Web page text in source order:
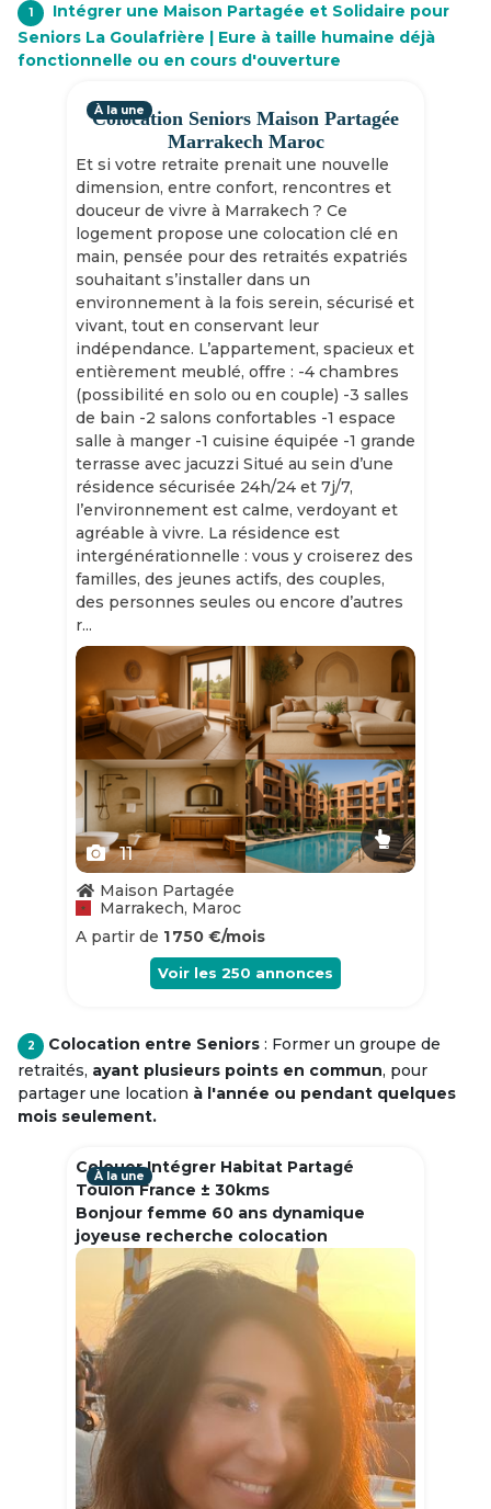
1
Intégrer une Maison Partagée et Solidaire pour
Seniors La Goulafrière | Eure à taille humaine déjà
fonctionnelle ou en cours d'ouverture
Colocation Seniors Maison Partagée
Marrakech Maroc
Et si votre retraite prenait une nouvelle
dimension, entre confort, rencontres et
douceur de vivre à Marrakech ? Ce
logement propose une colocation clé en
main, pensée pour des retraités expatriés
souhaitant s’installer dans un
environnement à la fois serein, sécurisé et
vivant, tout en conservant leur
indépendance. L’appartement, spacieux et
entièrement meublé, offre : -4 chambres
(possibilité en solo ou en couple) -3 salles
de bain -2 salons confortables -1 espace
salle à manger -1 cuisine équipée -1 grande
terrasse avec jacuzzi Situé au sein d’une
résidence sécurisée 24h/24 et 7j/7,
l’environnement est calme, verdoyant et
agréable à vivre. La résidence est
intergénérationnelle : vous y croiserez des
familles, des jeunes actifs, des couples,
des personnes seules ou encore d’autres
r...
À la une
Slide 1 of 11
11
Maison Partagée
Marrakech, Maroc
A partir de 1 750 €/mois
Voir les 250 annonces
2 Colocation entre Seniors : Former un groupe de
retraités, ayant plusieurs points en commun, pour
partager une location à l'année ou pendant quelques
mois seulement.
Colouer Intégrer Habitat Partagé
Toulon France ± 30kms
Bonjour femme 60 ans dynamique
joyeuse recherche colocation
À la une